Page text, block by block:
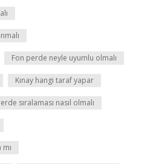
Fon perde neyle uyumlu olmalı
Kınay hangi taraf yapar
sıralaması nasıl olmalı